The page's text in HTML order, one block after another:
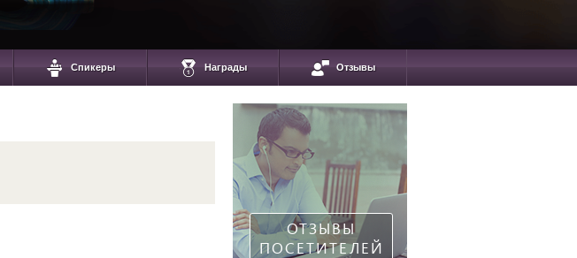
Спикеры Награды Отзывы
ОТЗЫВЫ
ПОСЕТИТЕЛЕЙ
Прус Ростислав
Директор по развитию
азиатского региона в
компании RoboForex